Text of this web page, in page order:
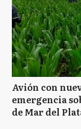
Avión con
emergencia
de Mar del